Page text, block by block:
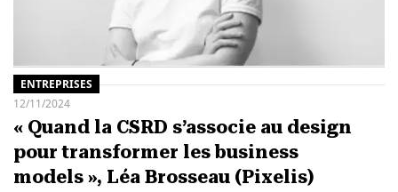
ENTREPRISES
12/11/2024
« Quand la CSRD s’associe au design
pour transformer les business
models », Léa Brosseau (Pixelis)